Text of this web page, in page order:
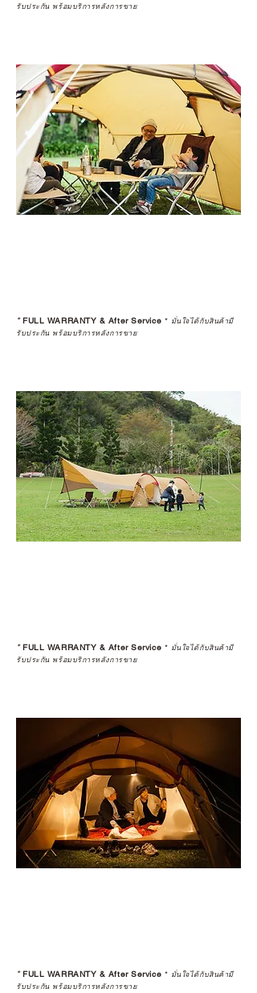
รับประกัน พร้อมบริการหลังการขาย
*FULL WARRANTY & After Service * มั่นใจได้กับสินค้ามี
รับประกัน พร้อมบริการหลังการขาย
*FULL WARRANTY & After Service * มั่นใจได้กับสินค้ามี
รับประกัน พร้อมบริการหลังการขาย
*FULL WARRANTY & After Service * มั่นใจได้กับสินค้ามี
รับประกัน พร้อมบริการหลังการขาย